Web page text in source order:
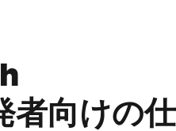
向けの仕